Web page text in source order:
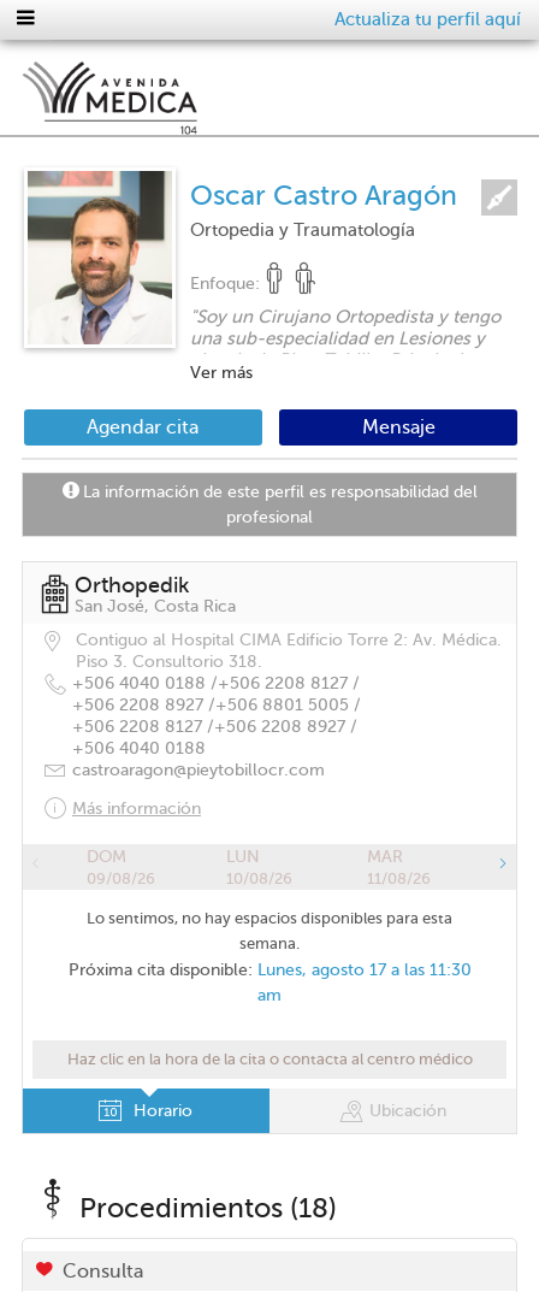
Actualiza tu perfil aquí
Oscar Castro Aragón
Ortopedia y Traumatología
Enfoque:
"Soy un Cirujano Ortopedista y tengo
una sub-especialidad en Lesiones y
cirugía de Pie y Tobillo. Principalmente
en adultos.
Ver más
Agendar cita Mensaje
La información de este perfil es responsabilidad del
profesional
Orthopedik
San José, Costa Rica
Contiguo al Hospital CIMA Edificio Torre 2: Av. Médica.
Piso 3. Consultorio 318.
+506 4040 0188 /+506 2208 8127 /
+506 2208 8927 /+506 8801 5005 /
+506 2208 8127 /+506 2208 8927 /
+506 4040 0188
castroaragon@pieytobillocr.com
Más información
DOM
09/08/26
LUN
10/08/26
MAR
11/08/26
Lo sentimos, no hay espacios disponibles para esta
semana.
Próxima cita disponible: Lunes, agosto 17 a las 11:30
am
Haz clic en la hora de la cita o contacta al centro médico
Horario Ubicación
Procedimientos (18)
Consulta